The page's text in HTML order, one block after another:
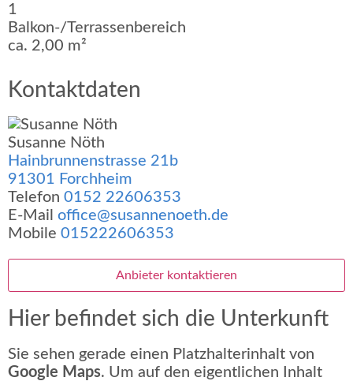
1
Balkon-/Terrassenbereich
ca. 2,00 m²
Kontaktdaten
Susanne Nöth
Hainbrunnenstrasse 21b
91301 Forchheim
Telefon 0152 22606353
E-Mail office@susannenoeth.de
Mobile 015222606353
Anbieter kontaktieren
Hier befindet sich die Unterkunft
Sie sehen gerade einen Platzhalterinhalt von
Google Maps. Um auf den eigentlichen Inhalt